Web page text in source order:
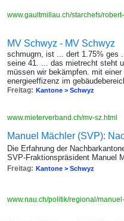
www.gaultmillau.ch/starchefs/
MV Schwyz - MV Schwyz
schmugrn, ist ... dert 1.75% ges
seine 41. ... das mietrecht steht
müssen wir bekämpfen. mit
energieeffizenz im
Freitag: Kantone > Schwyz
www.mieterverband.ch/mv-sz.html
Manuel Mächler (SVP):
Die Erfahrung der
SVP-Fraktionspräsident Manuel
Freitag: Kantone > Schwyz
www.nau.ch/politik/regional/